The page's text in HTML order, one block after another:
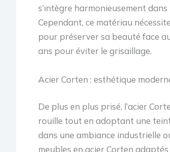
s’intègre harmonieusement
Cependant, ce matériau
pour préserver sa beauté face
ans pour éviter le grisaillage.
Acier Corten : esthétique
De plus en plus prisé, l’acier
rouille tout en adoptant une
dans une ambiance industrielle
meubles en acier Corten